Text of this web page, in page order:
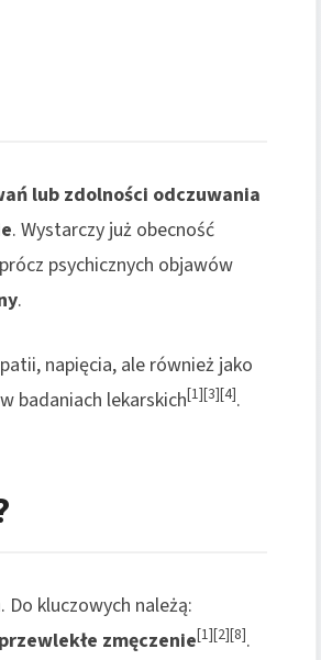
lub zdolności odczuwania
. Wystarczy już obecność
psychicznych objawów
.
napięcia, ale również jako
badaniach lekarskich[1][3][4].
kluczowych należą:
zmęczenie[1][2][8].